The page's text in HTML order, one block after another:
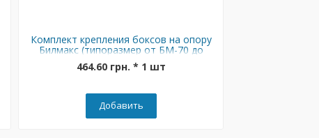
Комплект крепления боксов на опору
Билмакс (типоразмер от БМ-70 до
БМ-126)
464.60 грн. * 1 шт
Добавить